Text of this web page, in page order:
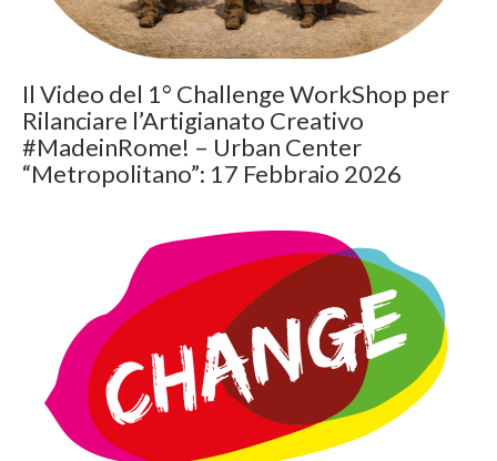
Il Video del 1° Challenge WorkShop per
Rilanciare l’Artigianato Creativo
#MadeinRome! – Urban Center
“Metropolitano”: 17 Febbraio 2026